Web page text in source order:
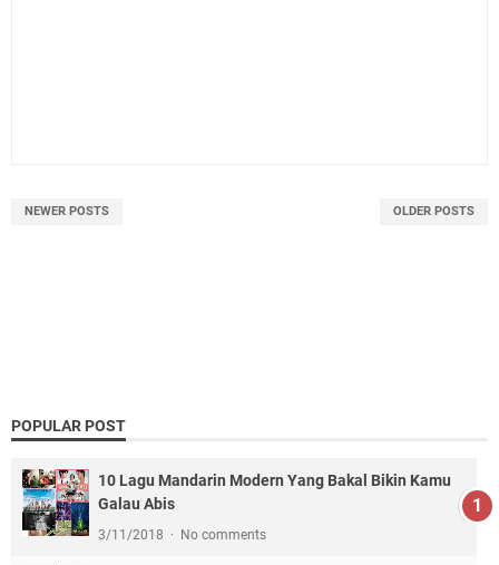
NEWER POSTS OLDER POSTS
POPULAR POST
10 Lagu Mandarin Modern Yang Bakal Bikin Kamu
Galau Abis
3/11/2018 No comments